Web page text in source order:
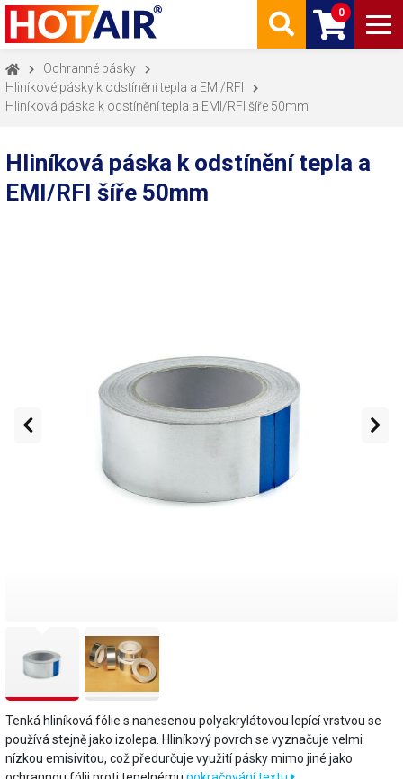
0
Ochranné pásky
Hliníkové pásky k odstínění tepla a EMI/RFI
Hliníková páska k odstínění tepla a EMI/RFI šíře 50mm
Hliníková páska k odstínění tepla a
EMI/RFI šíře 50mm
Tenká hliníková fólie s nanesenou polyakrylátovou lepící vrstvou se
používá stejně jako izolepa. Hliníkový povrch se vyznačuje velmi
nízkou emisivitou, což předurčuje využití pásky mimo jiné jako